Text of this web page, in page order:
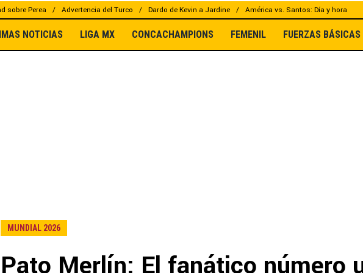
sobre Perea Advertencia del Turco Dardo de Kevin a Jardine América vs. Santos: Día y hora
NOTICIAS LIGA MX CONCACHAMPIONS FEMENIL FUERZAS BÁSICAS
MUNDIAL 2026
Pato Merlín: El fanático número